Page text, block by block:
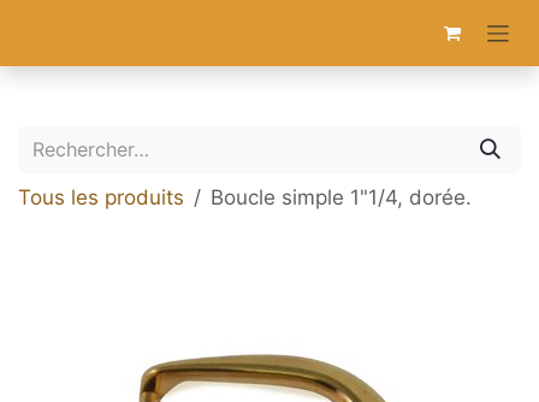
Tous les produits Boucle simple 1"1/4, dorée.